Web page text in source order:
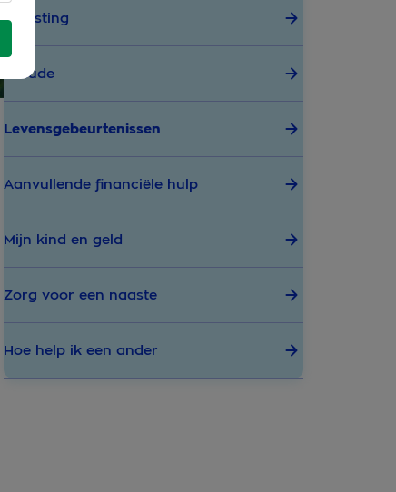
Belasting
Fraude
Levensgebeurtenissen
Aanvullende financiële hulp
Mijn kind en geld
Zorg voor een naaste
Hoe help ik een ander